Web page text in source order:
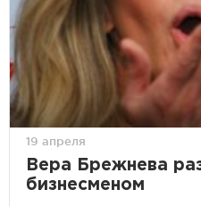
19 апреля
Вера Брежнева
бизнесменом